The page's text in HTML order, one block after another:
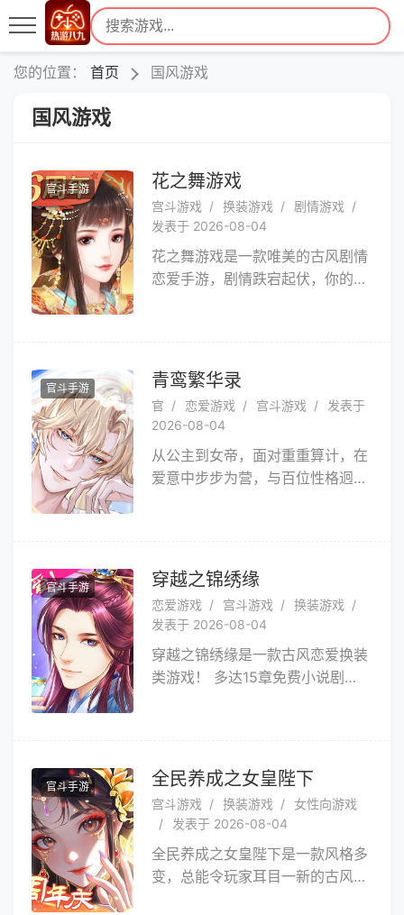
您的位置： 首页 国风游戏
国风游戏
官斗手游 花之舞游戏
宫斗游戏 换装游戏
剧情游戏
发表于 2026-08-04
花之舞游戏是一款唯美的古风剧情
恋爱手游，剧情跌宕起伏，你的每
相伴，寻花谢花飞花盛开，看尽一
朝花中之舞，这有生的岁月才不孤
单。新颖的剧情玩法，特色的养成
亲爱的他互诉心意，了解彼此的过
去将来，重现你期待的爱情！清欢
官斗手游 青鸾繁华录
官 恋爱游戏 宫斗游戏
发表于
2026-08-04
从公主到女帝，面对重重算计，在
爱意中步步为营，与百位性格迥异
情，锦绣华裳，经营皇城，种田养
娃。青鸾繁华录带你走进一个华丽
梦幻的国风世界，谱写这段心动与
危险交织的乱世恋歌。
官斗手游 穿越之锦绣缘
恋爱游戏 宫斗游戏
换装游戏
发表于 2026-08-04
穿越之锦绣缘是一款古风恋爱换装
类游戏！ 多达15章免费小说剧
子，不仅可以和他们恋爱互动，还
能和他们幽会换装~ 8个可爱萌
宠，萌化你的心，快挑选一只作为
自己的小宠物，一起去新世界探索
游历吧！
官斗手游 全民养成之女皇陛下
宫斗游戏 换装游戏
女性向游戏
发表于 2026-08-04
全民养成之女皇陛下是一款风格多
变，总能令玩家耳目一新的古风宫